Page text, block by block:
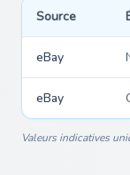
Source
eBay
eBay
Valeurs indicatives